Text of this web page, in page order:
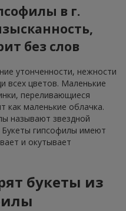
в г.
без слов
утонченности, нежности
всех цветов. Маленькие
переливающиеся
как маленькие облачка.
называют звездной
гипсофилы имеют
и окутывает
букеты из